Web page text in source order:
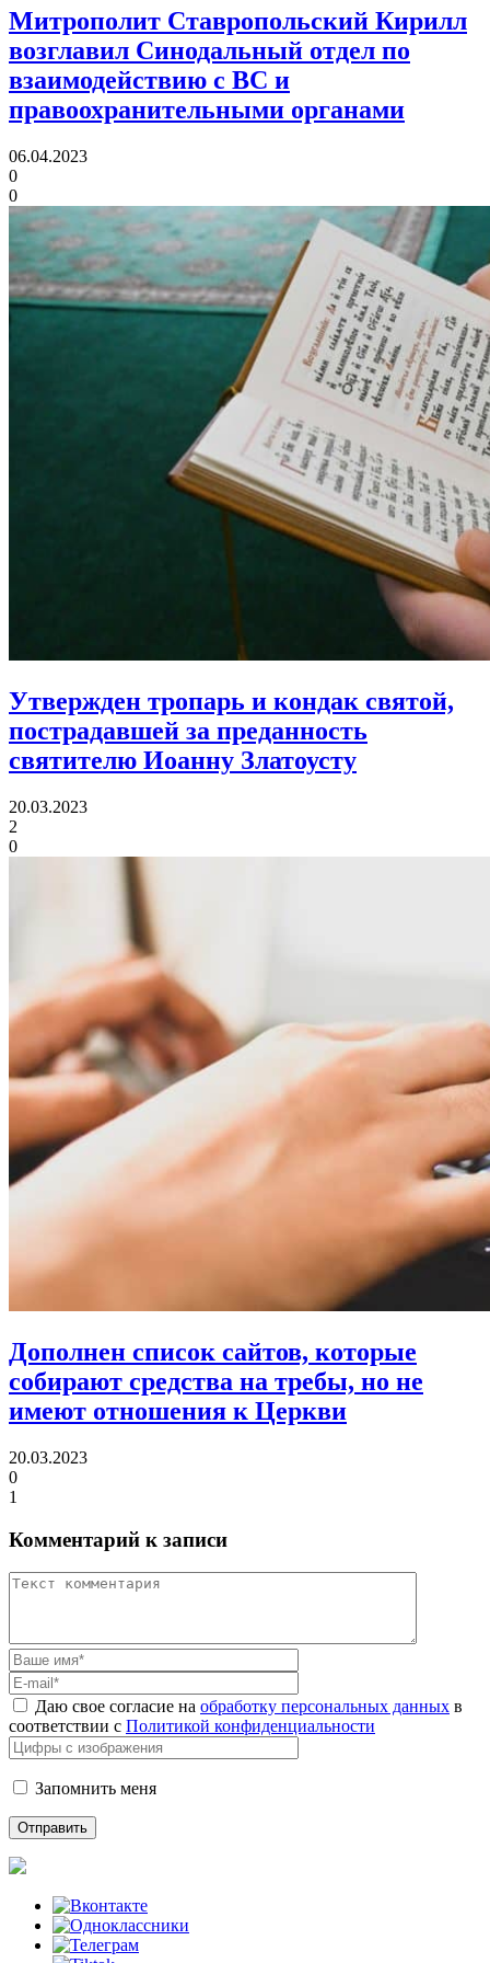
Митрополит Ставропольский Кирилл
возглавил Синодальный отдел по
взаимодействию с ВС и
правоохранительными органами
06.04.2023
0
0
Утвержден тропарь и кондак святой,
пострадавшей за преданность
святителю Иоанну Златоусту
20.03.2023
2
0
Дополнен список сайтов, которые
собирают средства на требы, но не
имеют отношения к Церкви
20.03.2023
0
1
Комментарий к записи
Даю свое согласие на обработку персональных данных в
соответствии с Политикой конфиденциальности
Запомнить меня